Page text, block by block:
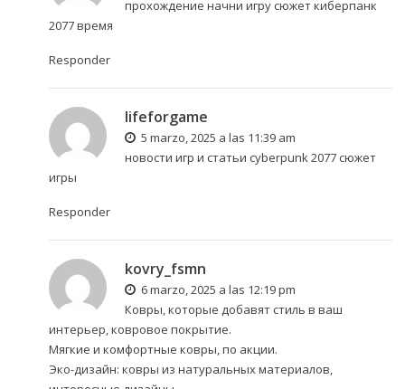
прохождение начни игру сюжет киберпанк
2077 время
Responder
lifeforgame
5 marzo, 2025 a las 11:39 am
новости игр и статьи cyberpunk 2077 сюжет
игры
Responder
kovry_fsmn
6 marzo, 2025 a las 12:19 pm
Ковры, которые добавят стиль в ваш
интерьер, ковровое покрытие.
Мягкие и комфортные ковры, по акции.
Эко-дизайн: ковры из натуральных материалов,